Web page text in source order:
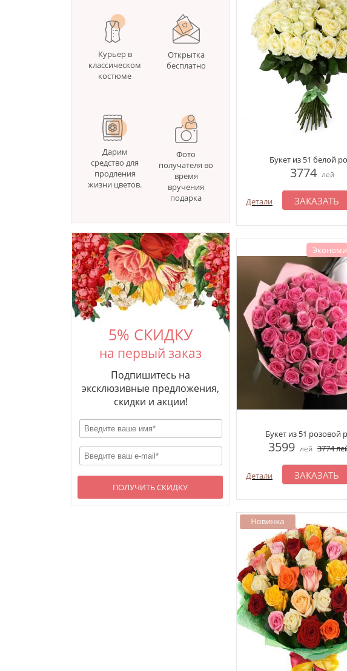
Курьер в
классическом
костюме
Открытка
бесплатно
Дарим
средство для
продления
жизни цветов.
Фото
получателя во
время
вручения
подарка
5% СКИДКУ
на первый заказ
Подпишитесь на
эксклюзивные предложения,
скидки и акции!
ПОЛУЧИТЬ СКИДКУ
Букет из 51 белой
3774 лей
Детали ЗАКАЗАТЬ
Букет из 51 розовой
3599 лей 3774
Детали ЗАКАЗАТЬ